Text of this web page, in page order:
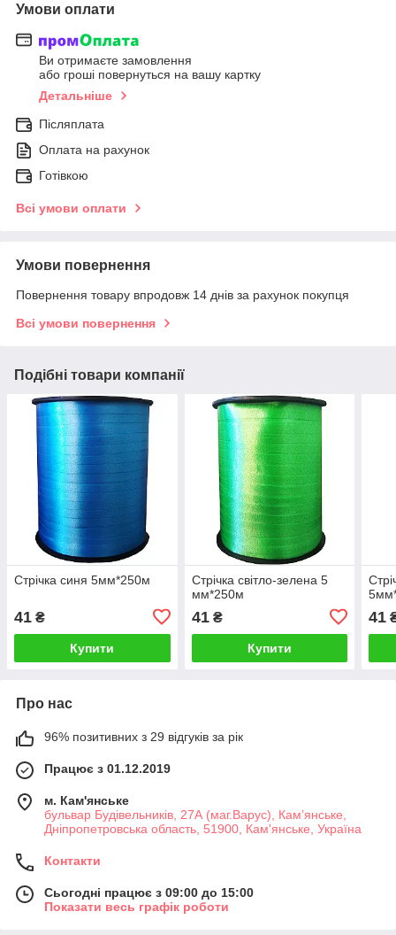
Умови оплати
Ви отримаєте замовлення
або гроші повернуться на вашу картку
Детальніше
Післяплата
Оплата на рахунок
Готівкою
Всі умови оплати
Умови повернення
Повернення товару впродовж 14 днів за рахунок покупця
Всі умови повернення
Подібні товари компанії
Стрічка синя 5мм*250м
41 ₴
Купити
Стрічка світло-зелена 5
мм*250м
41₴
Купити
41
Про нас
96% позитивних з 29 відгуків за рік
Працює з 01.12.2019
м. Кам'янське
бульвар Будівельників, 27А (маг.Варус), Кам’янське,
Дніпропетровська область, 51900, Кам'янське, Україна
Контакти
Сьогодні працює з 09:00 до 15:00
Показати весь графік роботи